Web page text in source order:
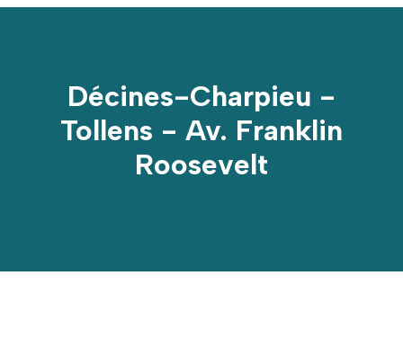
Décines-Charpieu -
Tollens - Av. Franklin
Roosevelt